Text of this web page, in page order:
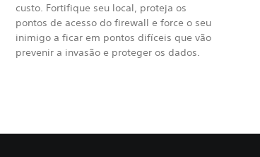
custo. Fortifique seu local, proteja os
pontos de acesso do firewall e force o seu
inimigo a ficar em pontos difíceis que vão
prevenir a invasão e proteger os dados.